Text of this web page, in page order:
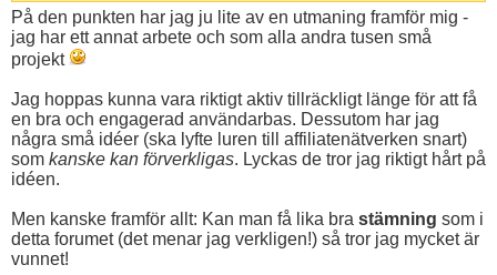
På den punkten har jag ju lite av en utmaning framför mig -
jag har ett annat arbete och som alla andra tusen små
projekt
Jag hoppas kunna vara riktigt aktiv tillräckligt länge för att få
en bra och engagerad användarbas. Dessutom har jag
några små idéer (ska lyfte luren till affiliatenätverken snart)
som kanske kan förverkligas. Lyckas de tror jag riktigt hårt på
idéen.
Men kanske framför allt: Kan man få lika bra stämning som i
detta forumet (det menar jag verkligen!) så tror jag mycket är
vunnet!